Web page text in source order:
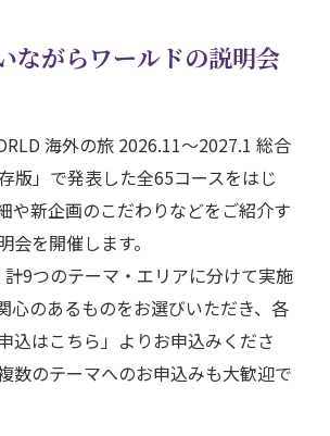
ながらワールドの説明会
海外の旅 2026.11～2027.1 総合
版」で発表した全65コースをはじ
や新企画のこだわりなどをご紹介す
会を開催します。
9つのテーマ・エリアに分けて実施
心のあるものをお選びいただき、各
込はこちら」よりお申込みくださ
数のテーマへのお申込みも大歓迎で